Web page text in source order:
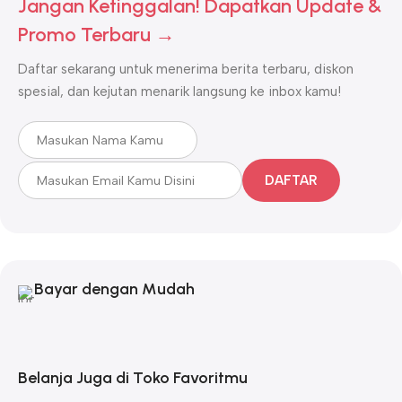
Jangan Ketinggalan! Dapatkan Update &
Promo Terbaru →
Daftar sekarang untuk menerima berita terbaru, diskon
spesial, dan kejutan menarik langsung ke inbox kamu!
DAFTAR
Bayar dengan Mudah
Belanja Juga di Toko Favoritmu